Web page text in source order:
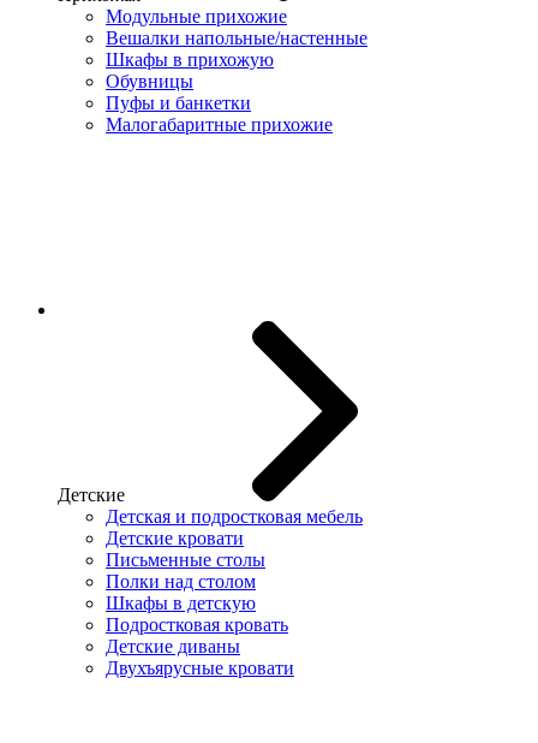
Модульные прихожие
Вешалки напольные/настенные
Шкафы в прихожую
Обувницы
Пуфы и банкетки
Малогабаритные прихожие
Детские
Детская и подростковая мебель
Детские кровати
Письменные столы
Полки над столом
Шкафы в детскую
Подростковая кровать
Детские диваны
Двухъярусные кровати